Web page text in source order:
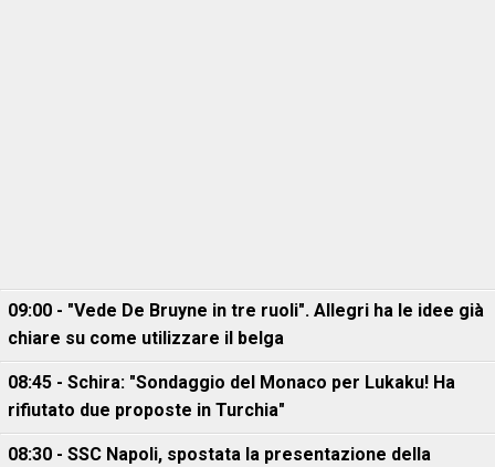
09:00 - "Vede De Bruyne in tre ruoli". Allegri ha le idee già
chiare su come utilizzare il belga
08:45 - Schira: "Sondaggio del Monaco per Lukaku! Ha
rifiutato due proposte in Turchia"
08:30 - SSC Napoli, spostata la presentazione della